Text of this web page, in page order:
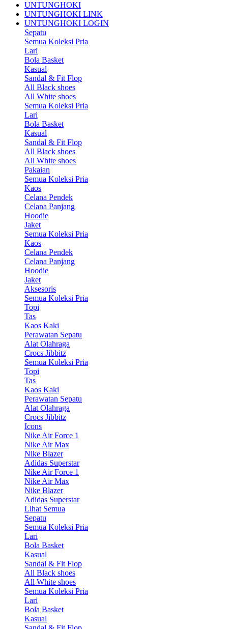
UNTUNGHOKI
UNTUNGHOKI LINK
UNTUNGHOKI LOGIN
Sepatu
Semua Koleksi Pria
Lari
Bola Basket
Kasual
Sandal & Fit Flop
All Black shoes
All White shoes
Semua Koleksi Pria
Lari
Bola Basket
Kasual
Sandal & Fit Flop
All Black shoes
All White shoes
Pakaian
Semua Koleksi Pria
Kaos
Celana Pendek
Celana Panjang
Hoodie
Jaket
Semua Koleksi Pria
Kaos
Celana Pendek
Celana Panjang
Hoodie
Jaket
Aksesoris
Semua Koleksi Pria
Topi
Tas
Kaos Kaki
Perawatan Sepatu
Alat Olahraga
Crocs Jibbitz
Semua Koleksi Pria
Topi
Tas
Kaos Kaki
Perawatan Sepatu
Alat Olahraga
Crocs Jibbitz
Icons
Nike Air Force 1
Nike Air Max
Nike Blazer
Adidas Superstar
Nike Air Force 1
Nike Air Max
Nike Blazer
Adidas Superstar
Lihat Semua
Sepatu
Semua Koleksi Pria
Lari
Bola Basket
Kasual
Sandal & Fit Flop
All Black shoes
All White shoes
Semua Koleksi Pria
Lari
Bola Basket
Kasual